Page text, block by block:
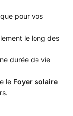
pour vos
le long des
durée de vie
le Foyer solaire